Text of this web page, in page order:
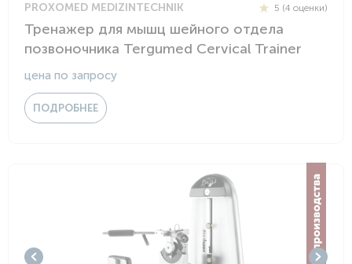
PROXOMED MEDIZINTECHNIK 5 (4 оценки)
Тренажер для мышц шейного отдела
позвоночника Tergumed Cervical Trainer
цена по запросу
ПОДРОБНЕЕ